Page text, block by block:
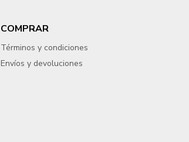
COMPRAR
Términos y condiciones
Envíos y devoluciones